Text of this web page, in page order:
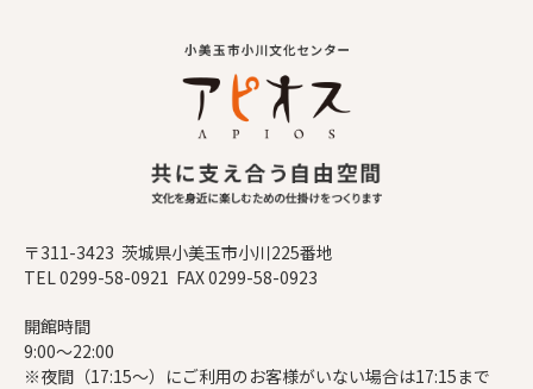
〒311-3423 茨城県小美玉市小川225番地
TEL 0299-58-0921 FAX 0299-58-0923
開館時間
9:00～22:00
※夜間（17:15～）にご利用のお客様がいない場合は17:15まで